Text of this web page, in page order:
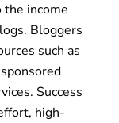
the income
Bloggers
such as
Success
high-